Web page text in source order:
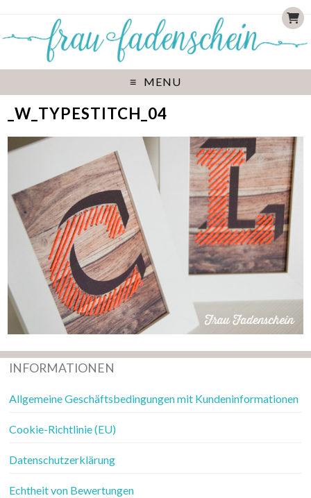
MENU
_W_TYPESTITCH_04
INFORMATIONEN
Allgemeine Geschäftsbedingungen mit Kundeninformationen
Cookie-Richtlinie (EU)
Datenschutzerklärung
Echtheit von Bewertungen